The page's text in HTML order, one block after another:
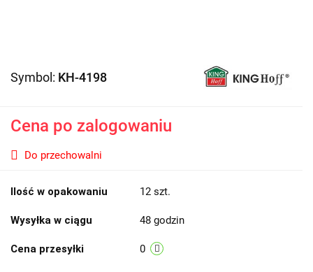
Symbol: KH-4198
Cena po zalogowaniu
Do przechowalni
Ilość w opakowaniu 12 szt.
Wysyłka w ciągu 48 godzin
Cena przesyłki 0